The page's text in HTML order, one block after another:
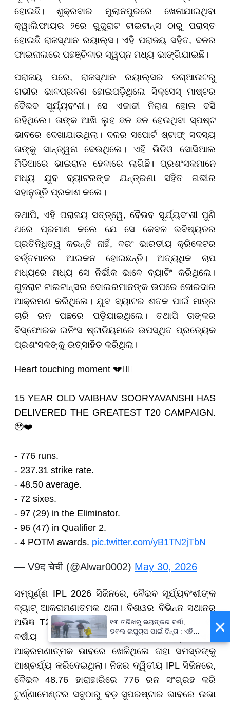
ହୋଇଛି। ଶୁକ୍ରବାର ମୁଲାନପୁରରେ ଖେଳାଯାଇଥିବା
କ୍ୱାଲିଫାୟର ୨ରେ ଗୁଜୁରାଟ ଟାଇଟାନ୍ସ ଠାରୁ ପରାସ୍ତ
ହୋଇଛି ରାଜସ୍ଥାନ ରୟାଲ୍ସ। ଏହି ପରାଜୟ ସହିତ, ଦଳର
ଫାଇନାଲରେ ପହଞ୍ଚିବାର ସ୍ୱପ୍ନ ମଧ୍ୟ ଭାଙ୍ଗିଯାଇଛି।
ପରାଜୟ ପରେ, ରାଜସ୍ଥାନ ରୟାଲ୍ସର ଡଗ୍ଆଉଟରୁ
ଗଭୀର ଭାବପ୍ରବଣ ହୋଇପଡ଼ିଥିଲେ ସିକ୍ସେସ୍‌ ମାଷ୍ଟର
ବୈଭବ ସୂର୍ଯ୍ୟବଂଶୀ। ସେ ଏକାକୀ ନିରାଶ ହୋଇ ବସି
ରହିଥିଲେ। ତାଙ୍କ ଆଖି ଲୁହ ଛଳ ଛଳ ହେଉଥିବା ସ୍ପଷ୍ଟ
ଭାବରେ ଦେଖାଯାଉଥିଲା। ଦଳର ସପୋର୍ଟ ଷ୍ଟାଫ୍ ସଦସ୍ୟ
ତାଙ୍କୁ ସାନ୍ତ୍ୱନା ଦେଉଥିଲେ। ଏହି ଭିଡିଓ ସୋସିଆଲ
ମିଡିଆରେ ଭାଇରାଲ ହେବାରେ ଲାଗିଛି। ପ୍ରଶଂସକମାନେ
ମଧ୍ୟ ଯୁବ ବ୍ୟାଟରଙ୍କ ଯନ୍ତ୍ରଣା ସହିତ ଗଭୀର
ସହାନୁଭୂତି ପ୍ରକାଶ କଲେ।
ତଥାପି, ଏହି ପରାଜୟ ସତ୍ତ୍ୱେ, ବୈଭବ ସୂର୍ଯ୍ୟବଂଶୀ ପୁଣି
ଥରେ ପ୍ରମାଣ କଲେ ଯେ ସେ କେବଳ ଭବିଷ୍ୟତର
ପ୍ରତିନିଧିତ୍ୱ କରନ୍ତି ନାହିଁ, ବରଂ ଭାରତୀୟ କ୍ରିକେଟର
ବର୍ତ୍ତମାନର ଆଇକନ ହୋଇଛନ୍ତି। ଅତ୍ୟଧିକ ଚାପ
ମଧ୍ୟରେ ମଧ୍ୟ ସେ ନିର୍ଭୀକ ଭାବେ ବ୍ୟାଟିଂ କରିଥିଲେ।
ଗୁଜରାଟ ଟାଇଟାନ୍ସର ବୋଲରମାନଙ୍କ ଉପରେ ଜୋରଦାର
ଆକ୍ରମଣ କରିଥିଲେ। ଯୁବ ବ୍ୟାଟର ଶତକ ପାଇଁ ମାତ୍ର
ଚାରି ରନ ପଛରେ ପଡ଼ିଯାଇଥିଲେ। ତଥାପି ତାଙ୍କର
ବିସ୍ଫୋରକ ଇନିଂସ ଷ୍ଟାଡିୟମରେ ଉପସ୍ଥିତ ପ୍ରତ୍ୟେକ
ପ୍ରଶଂସକଙ୍କୁ ଉତ୍ସାହିତ କରିଥିଲା।
Heart touching moment 💔❤️‍🔥
15 YEAR OLD VAIBHAV SOORYAVANSHI HAS
DELIVERED THE GREATEST T20 CAMPAIGN.
🥹❤️
- 776 runs.
- 237.31 strike rate.
- 48.50 average.
- 72 sixes.
- 97 (29) in the Eliminator.
- 96 (47) in Qualifier 2.
- 4 POTM awards. pic.twitter.com/yB1TN2jTbN
— V9द चेची (@Alwar0002) May 30, 2026
ସମ୍ପୂର୍ଣ୍ଣ IPL 2026 ସିଜିନରେ, ବୈଭବ ସୂର୍ଯ୍ୟବଂଶୀଙ୍କ
ବ୍ୟାଟ୍ ଆକ୍ରାମଣାତ୍ମକ ଥିଲା। ବିଶ୍ୱର ବିଭିନ୍ନ ସ୍ଥାନରୁ
ଅଭିଜ୍ଞ T20 ତାରକାଙ୍କ ସହିତ ଟୁର୍ଣ୍ଣାମେଣ୍ଟରେ ଏହି ୧୫
ବର୍ଷୀୟ ବ୍ୟାଟସମ୍ୟାନ ଯେଉଁ ଆତ୍ମବିଶ୍ୱାସ ଏବଂ
ଆକ୍ରମଣାତ୍ମକ ଭାବରେ ଖେଳିଥିଲେ ତାହା ସମସ୍ତଙ୍କୁ
ଆଶ୍ଚର୍ଯ୍ୟ କରିଦେଇଥିଲା। ନିଜର ଦ୍ୱିତୀୟ IPL ସିଜିନରେ,
ବୈଭବ 48.76 ହାରାହାରିରେ 776 ରନ ସଂଗ୍ରହ କରି
ଟୁର୍ଣ୍ଣାମେଣ୍ଟର ସବୁଠାରୁ ବଡ଼ ସୁପରଷ୍ଟାର ଭାବରେ ଉଭା
×
୧୩ ତାରିଖରୁ ଭୟଙ୍କର ବର୍ଷା,
ଡବଲ ଲଘୁଚାପ ପାଇଁ ଚିନ୍ତା : ଏହି